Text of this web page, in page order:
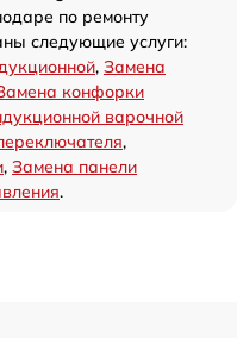
по ремонту
следующие услуги:
, Замена
конфорки
варочной
,
, Замена панели
.